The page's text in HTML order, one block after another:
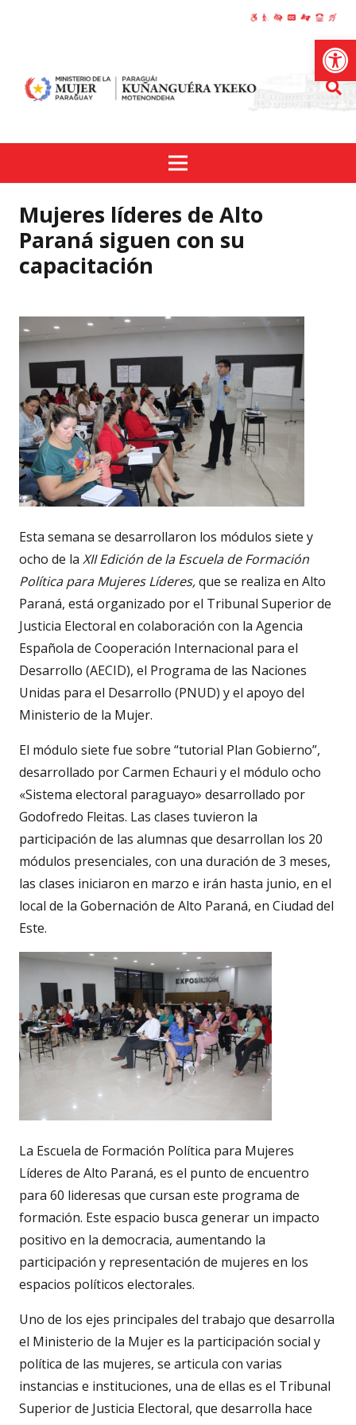
Mujeres líderes de Alto
Paraná siguen con su
capacitación
Esta semana se desarrollaron los módulos siete y
ocho de la XII Edición de la Escuela de Formación
Política para Mujeres Líderes,que se realiza en Alto
Paraná, está organizado por el Tribunal Superior de
Justicia Electoral en colaboración con la Agencia
Española de Cooperación Internacional para el
Desarrollo (AECID), el Programa de las Naciones
Unidas para el Desarrollo (PNUD) y el apoyo del
Ministerio de la Mujer.
El módulo siete fue sobre “tutorial Plan Gobierno”,
desarrollado por Carmen Echauri y el módulo ocho
«Sistema electoral paraguayo» desarrollado por
Godofredo Fleitas. Las clases tuvieron la
participación de las alumnas que desarrollan los 20
módulos presenciales, con una duración de 3 meses,
las clases iniciaron en marzo e irán hasta junio, en el
local de la Gobernación de Alto Paraná, en Ciudad del
Este.
La Escuela de Formación Política para Mujeres
Líderes de Alto Paraná, es el punto de encuentro
para 60 lideresas que cursan este programa de
formación. Este espacio busca generar un impacto
positivo en la democracia, aumentando la
participación y representación de mujeres en los
espacios políticos electorales.
Uno de los ejes principales del trabajo que desarrolla
el Ministerio de la Mujer es la participación social y
política de las mujeres, se articula con varias
instancias e instituciones, una de ellas es el Tribunal
Superior de Justicia Electoral, que desarrolla hace